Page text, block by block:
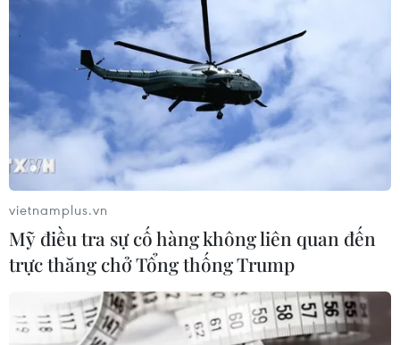
vietnamplus.vn
Mỹ điều tra sự cố hàng không liên quan đến
trực thăng chở Tổng thống Trump